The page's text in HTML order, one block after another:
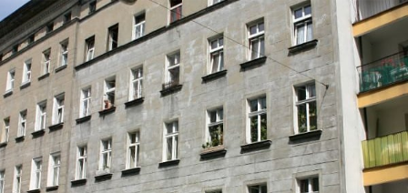
Kliknij, aby powiększyć